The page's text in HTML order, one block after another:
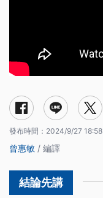
發布時間： 2024/9/27 18:58
曾惠敏 / 編譯